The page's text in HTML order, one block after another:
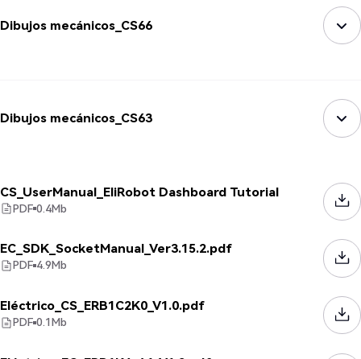
Dibujos mecánicos_CS66
Dibujos mecánicos_CS63
CS_UserManual_EliRobot Dashboard Tutorial
PDF 0.4Mb
EC_SDK_SocketManual_Ver3.15.2.pdf
PDF 4.9Mb
Eléctrico_CS_ERB1C2K0_V1.0.pdf
PDF 0.1Mb